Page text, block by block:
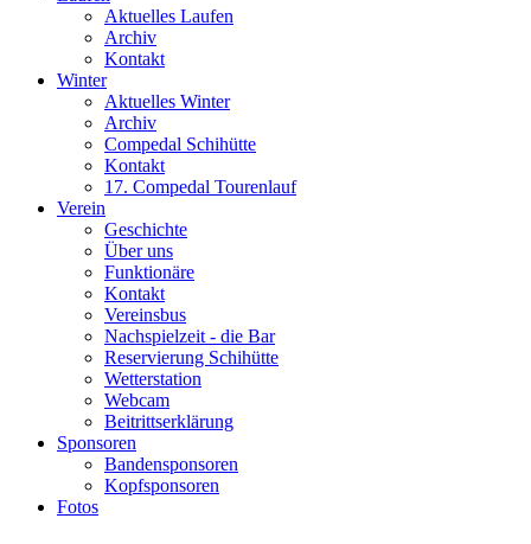
Aktuelles Laufen
Archiv
Kontakt
Winter
Aktuelles Winter
Archiv
Compedal Schihütte
Kontakt
17. Compedal Tourenlauf
Verein
Geschichte
Über uns
Funktionäre
Kontakt
Vereinsbus
Nachspielzeit - die Bar
Reservierung Schihütte
Wetterstation
Webcam
Beitrittserklärung
Sponsoren
Bandensponsoren
Kopfsponsoren
Fotos